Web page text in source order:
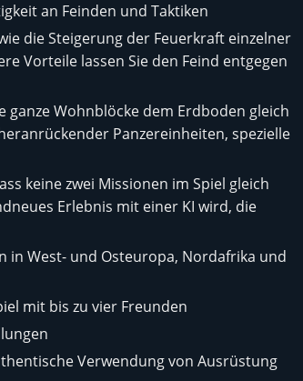
an Feinden und Taktiken
die Steigerung der Feuerkraft einzelner
Vorteile lassen Sie den Feind entgegen
Wohnblöcke dem Erdboden gleich
Panzereinheiten, spezielle
keine zwei Missionen im Spiel gleich
Erlebnis mit einer KI wird, die
in West- und Osteuropa, Nordafrika und
mit bis zu vier Freunden
Verwendung von Ausrüstung